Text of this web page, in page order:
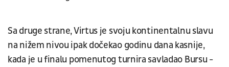
Sa druge strane, Virtus je svoju kontinentalnu slavu
na nižem nivou ipak dočekao godinu dana kasnije,
kada je u finalu pomenutog turnira savladao Bursu -